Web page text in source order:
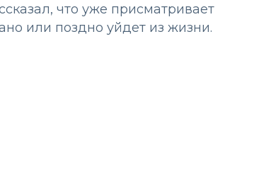
что уже присматривает
или поздно уйдет из жизни.